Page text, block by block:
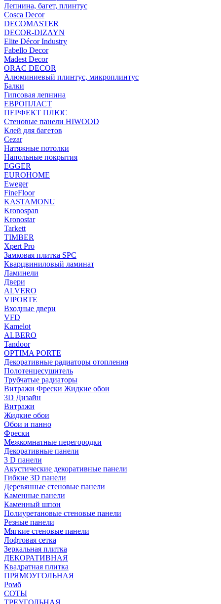
Лепнина, багет, плинтус
Cosca Decor
DECOMASTER
DECOR-DIZAYN
Elite Décor Industry
Fabello Decor
Madest Decor
ORAC DECOR
Алюминиевый плинтус, микроплинтус
Балки
Гипсовая лепнина
ЕВРОПЛАСТ
ПЕРФЕКТ ПЛЮС
Стеновые панели HIWOOD
Клей для багетов
Cezar
Натяжные потолки
Напольные покрытия
EGGER
EUROHOME
Eweger
FineFloor
KASTAMONU
Kronospan
Kronostar
Tarkett
TIMBER
Xpert Pro
Замковая плитка SPC
Кварцвиниловый ламинат
Ламинели
Двери
ALVERO
VIPORTE
Входные двери
VFD
Kamelot
ALBERO
Tandoor
OPTIMA PORTE
Декоративные радиаторы отопления
Полотенцесушитель
Трубчатые радиаторы
Витражи Фрески Жидкие обои
3D Дизайн
Витражи
Жидкие обои
Обои и панно
Фрески
Межкомнатные перегородки
Декоративные панели
3 D панели
Акустические декоративные панели
Гибкие 3D панели
Деревянные стеновые панели
Каменные панели
Каменный шпон
Полиуретановые стеновые панели
Резные панели
Мягкие стеновые панели
Лофтовая сетка
Зеркальная плитка
ДЕКОРАТИВНАЯ
Квадратная плитка
ПРЯМОУГОЛЬНАЯ
Ромб
СОТЫ
ТРЕУГОЛЬНАЯ